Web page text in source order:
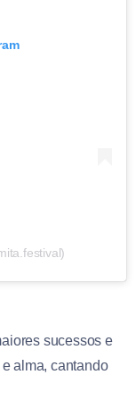
sucessos e
alma, cantando